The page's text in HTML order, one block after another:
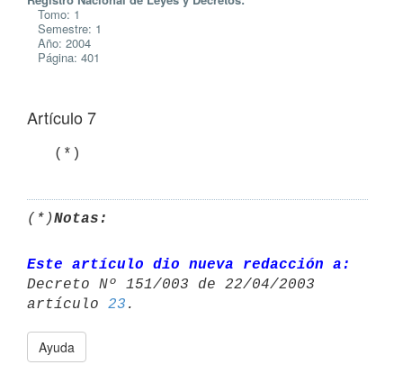
Tomo: 1
Semestre: 1
Año: 2004
Página: 401
Artículo 7
   (*)
(*)Notas:
Este artículo dio nueva redacción a:
Decreto Nº 151/003 de 22/04/2003
artículo 23
Ayuda